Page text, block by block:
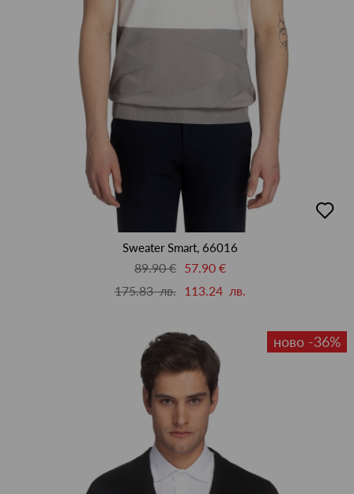
в
Sweater Smart, 66016
89.90 € 57.90 €
175.83 лв. 113.24 лв.
ново -36%